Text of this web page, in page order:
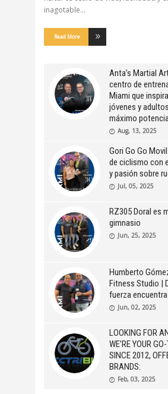
inagotable
Read More
Anta’s Martial
centro de
Miami que
jóvenes y
máximo
Aug, 13, 2025
Gori Go Go
de ciclismo con
y pasión sobre
Jul, 05, 2025
RZ305 Doral es
gimnasio
Jun, 25, 2025
Humberto
Fitness Studio |
fuerza
Jun, 02, 2025
LOOKING FOR
WE’RE YOUR
SINCE 2012,
BRANDS:
Feb, 03, 2025